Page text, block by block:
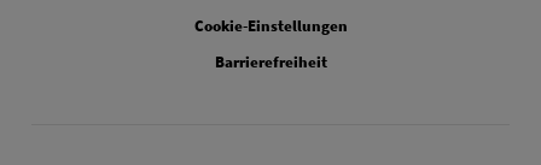
Cookie-Einstellungen
Barrierefreiheit